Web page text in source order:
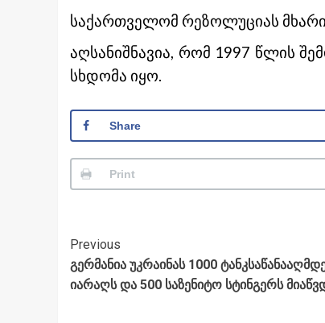
საქართველომ რეზოლუციას
აღსანიშნავია, რომ 1997 წლის
სხდომა იყო.
Share
Print
Post
Navigation
Previous
გერმანია უკრაინას 1000
იარაღს და 500 საზენიტო სტინგერს